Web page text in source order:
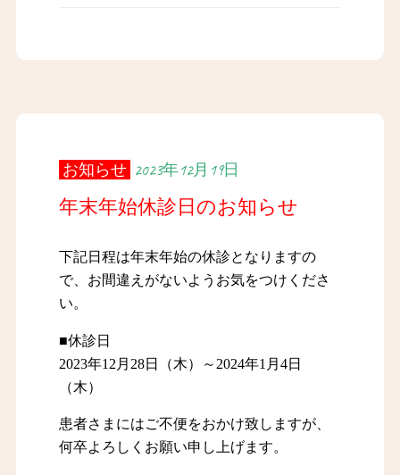
お知らせ 2023年12月19日
年末年始休診日のお知らせ
下記日程は年末年始の休診となりますの
で、お間違えがないようお気をつけくださ
い。
■休診日
2023年12月28日（木）～2024年1月4日
（木）
患者さまにはご不便をおかけ致しますが、
何卒よろしくお願い申し上げます。